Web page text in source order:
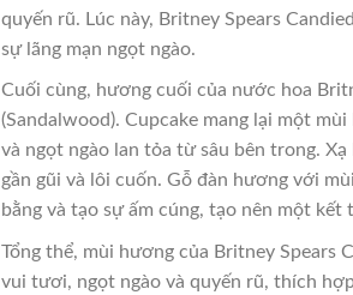
quyến rũ. Lúc này, Britney Spears
sự lãng mạn ngọt ngào.
Cuối cùng, hương cuối của nước hoa
(Sandalwood). Cupcake mang lại một
và ngọt ngào lan tỏa từ sâu bên trong.
gần gũi và lôi cuốn. Gỗ đàn hương với
bằng và tạo sự ấm cúng, tạo nên một
Tổng thể, mùi hương của Britney Spears
vui tươi, ngọt ngào và quyến rũ, thích